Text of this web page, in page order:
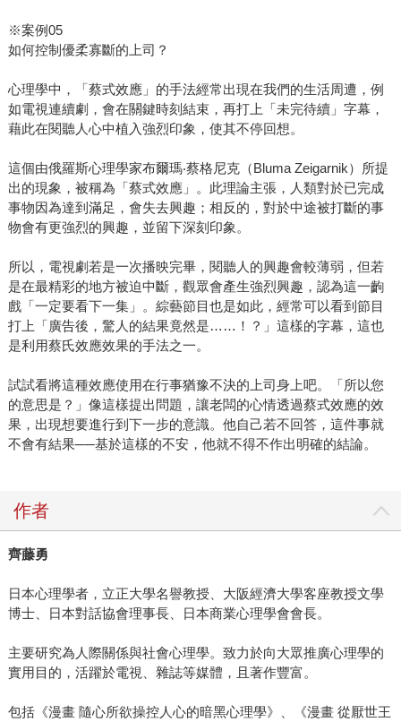
※案例05
如何控制優柔寡斷的上司？
心理學中，「蔡式效應」的手法經常出現在我們的生活周遭，例
如電視連續劇，會在關鍵時刻結束，再打上「未完待續」字幕，
藉此在閱聽人心中植入強烈印象，使其不停回想。
這個由俄羅斯心理學家布爾瑪‧蔡格尼克（Bluma Zeigarnik）所提
出的現象，被稱為「蔡式效應」。此理論主張，人類對於已完成
事物因為達到滿足，會失去興趣；相反的，對於中途被打斷的事
物會有更強烈的興趣，並留下深刻印象。
所以，電視劇若是一次播映完畢，閱聽人的興趣會較薄弱，但若
是在最精彩的地方被迫中斷，觀眾會產生強烈興趣，認為這一齣
戲「一定要看下一集」。綜藝節目也是如此，經常可以看到節目
打上「廣告後，驚人的結果竟然是……！？」這樣的字幕，這也
是利用蔡氏效應效果的手法之一。
試試看將這種效應使用在行事猶豫不決的上司身上吧。「所以您
的意思是？」像這樣提出問題，讓老闆的心情透過蔡式效應的效
果，出現想要進行到下一步的意識。他自己若不回答，這件事就
不會有結果──基於這樣的不安，他就不得不作出明確的結論。
作者
齊藤勇
日本心理學者，立正大學名譽教授、大阪經濟大學客座教授文學
博士、日本對話協會理事長、日本商業心理學會會長。
主要研究為人際關係與社會心理學。致力於向大眾推廣心理學的
實用目的，活躍於電視、雜誌等媒體，且著作豐富。
包括《漫畫 隨心所欲操控人心的暗黑心理學》、《漫畫 從厭世王